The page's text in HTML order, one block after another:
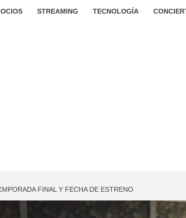
STREAMING TECNOLOGÍA
FINAL Y FECHA DE ESTRENO